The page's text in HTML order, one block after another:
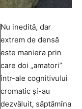
Nu inedită, dar
extrem de densă
este maniera prin
care doi „amatori”
într-ale cognitivului
cromatic şi-au
dezvăluit, săptămîna